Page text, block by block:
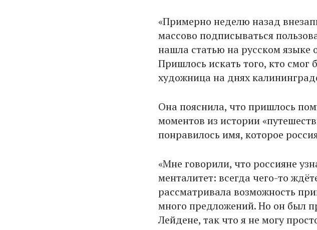
«Примерно неделю назад
массово подписываться
нашла статью на русском языке
Пришлось искать того, кто смог
художница на днях
Она пояснила, что пришлось
моментов из истории
понравилось имя, которое
«Мне говорили, что россияне
менталитет: всегда чего-то
рассматривала возможность
много предложений. Но он был
Лейдене, так что я не могу